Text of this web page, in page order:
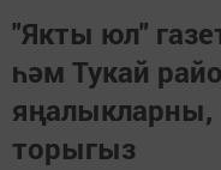
"Якты юл"
һәм Тукай
яңалыкларны,
торыгыз